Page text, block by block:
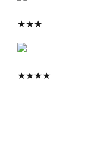
★★★
★★★★